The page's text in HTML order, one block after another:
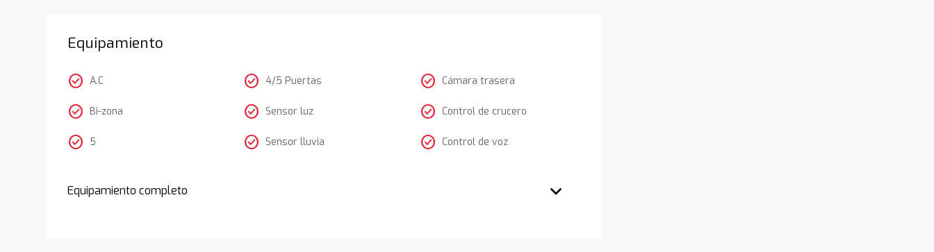
Equipamiento
check_circle A.C
check_circle Bi-zona
check_circle 5
check_circle 4/5 Puertas
check_circle Sensor luz
check_circle Sensor lluvia
check_circle Cámara trasera
check_circle Control de crucero
check_circle Control de voz
Equipamiento completo